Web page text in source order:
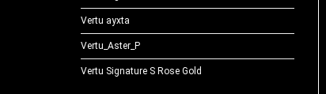
Vertu ayxta
Vertu_Aster_P
Vertu Signature S Rose Gold